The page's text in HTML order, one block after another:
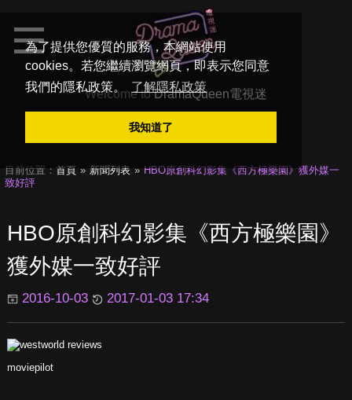
為了提供您優質的服務，本網站使用
cookies。若您繼續瀏覽網頁，即表示您同意
我們的隱私政策。
了解隱私政策
我知道了
Welcome toDramaQueen電視迷
目前位置： 首頁 新聞列表
HBO原創科幻影集《西方極樂園》獲外媒一
致好評
HBO原創科幻影集《西方極樂園》
獲外媒一致好評
2016-10-03 2017-01-03 17:34
moviepilot